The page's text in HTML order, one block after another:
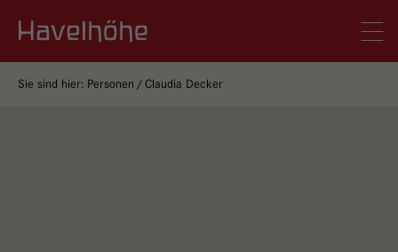
Sie sind hier: Personen Claudia Decker